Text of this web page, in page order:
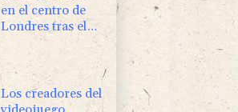
en el centro de
Londres tras el
ataque de una
mujer con un
objeto punzante
Los creadores del